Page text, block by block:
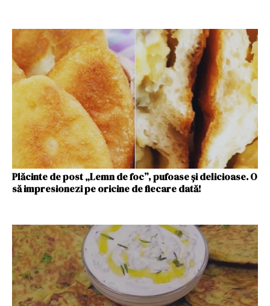
Plăcinte de post „Lemn de foc”, pufoase și delicioase. O
să impresionezi pe oricine de fiecare dată!